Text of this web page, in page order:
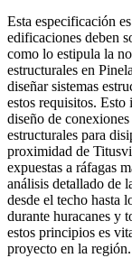
Esta especificación
edificaciones deben
como lo estipula la
estructurales en
diseñar sistemas
estos requisitos. Esto
diseño de
estructurales para
proximidad de
expuestas a ráfagas
análisis detallado de
desde el techo hasta
durante huracanes y
estos principios es
proyecto en la región.